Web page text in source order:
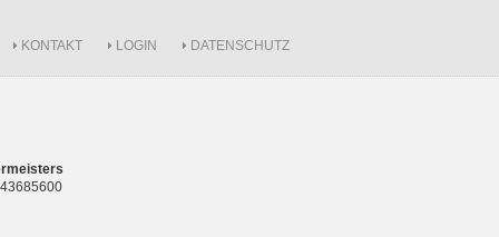
KONTAKT LOGIN DATENSCHUTZ